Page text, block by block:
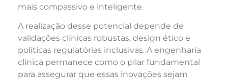
mais compassivo e inteligente.
A realização desse potencial depende de
validações clínicas robustas, design ético e
políticas regulatórias inclusivas. A engenharia
clínica permanece como o pilar fundamental
para assegurar que essas inovações sejam